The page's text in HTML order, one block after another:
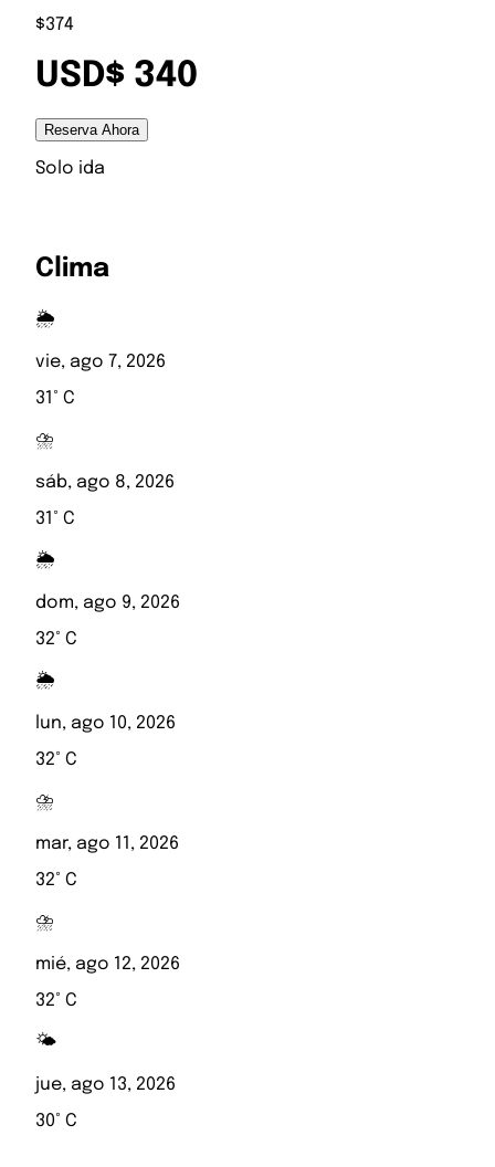
$374
USD$ 340
Reserva Ahora
Solo ida
Clima
🌦️
vie, ago 7, 2026
31° C
⛈️
sáb, ago 8, 2026
31° C
🌦️
dom, ago 9, 2026
32° C
🌦️
lun, ago 10, 2026
32° C
⛈️
mar, ago 11, 2026
32° C
⛈️
mié, ago 12, 2026
32° C
🌤️
jue, ago 13, 2026
30° C